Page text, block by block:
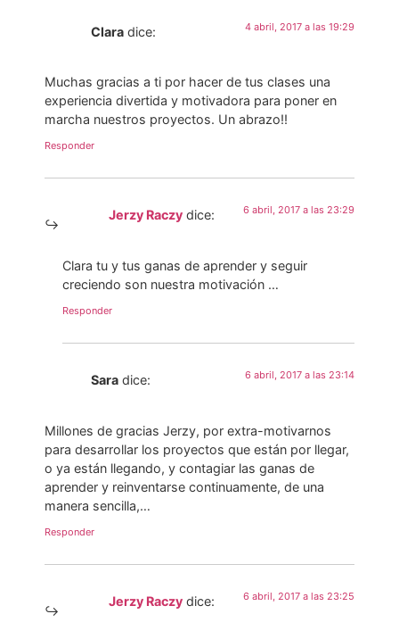
Clara dice: 4 abril, 2017 a las 19:29
Muchas gracias a ti por hacer de tus clases una
experiencia divertida y motivadora para poner en
marcha nuestros proyectos. Un abrazo!!
Responder
Jerzy Raczy dice: 6 abril, 2017 a las 23:29
Clara tu y tus ganas de aprender y seguir
creciendo son nuestra motivación …
Responder
Sara dice: 6 abril, 2017 a las 23:14
Millones de gracias Jerzy, por extra-motivarnos
para desarrollar los proyectos que están por llegar,
o ya están llegando, y contagiar las ganas de
aprender y reinventarse continuamente, de una
manera sencilla,…
Responder
Jerzy Raczy dice: 6 abril, 2017 a las 23:25